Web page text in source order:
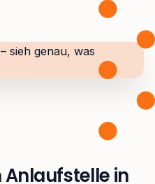
Anlaufstelle in